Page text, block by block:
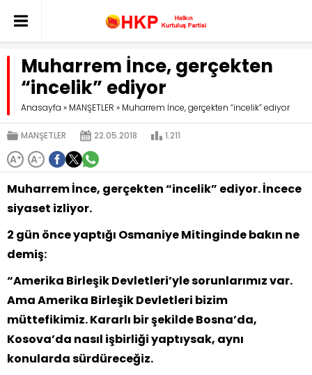
Muharrem İnce, gerçekten
“incelik” ediyor
Anasayfa » MANŞETLER » Muharrem İnce, gerçekten “incelik” ediyor
MANŞETLER 22.05.2018 1.211
A+ A-
Muharrem İnce, gerçekten “incelik” ediyor. İncece
siyaset izliyor.
2 gün önce yaptığı Osmaniye Mitinginde bakın ne
demiş:
“Amerika Birleşik Devletleri’yle sorunlarımız var.
Ama Amerika Birleşik Devletleri bizim
müttefikimiz. Kararlı bir şekilde Bosna’da,
Kosova’da nasıl işbirliği yaptıysak, aynı
konularda sürdüreceğiz.